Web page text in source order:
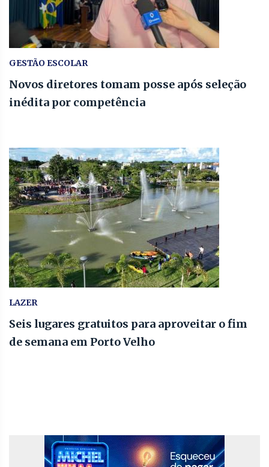
GESTÃO ESCOLAR
Novos diretores tomam posse após seleção
inédita por competência
LAZER
Seis lugares gratuitos para aproveitar o fim
de semana em Porto Velho